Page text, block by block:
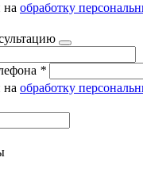
на обработку
*
на обработку